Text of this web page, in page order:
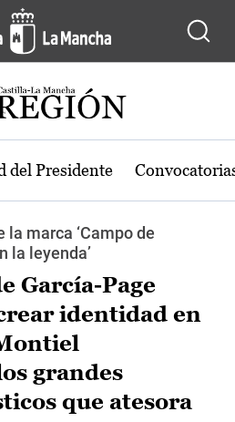
del Presidente
la marca ‘Campo de
la leyenda’
García-Page
identidad en
grandes
que atesora